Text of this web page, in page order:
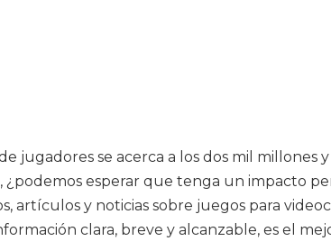
jugadores se acerca a los dos mil millones
esperar que tenga un impacto
artículos y noticias sobre juegos para
clara, breve y alcanzable, es el